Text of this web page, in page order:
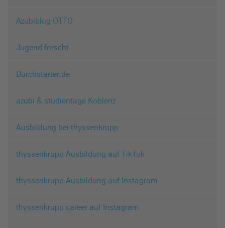
Azubiblog OTTO
Jugend forscht
Durchstarter.de
azubi & studientage Koblenz
Ausbildung bei thyssenkrupp
thyssenkrupp Ausbildung auf TikTok
thyssenkrupp Ausbildung auf Instagram
thyssenkrupp career auf Instagram